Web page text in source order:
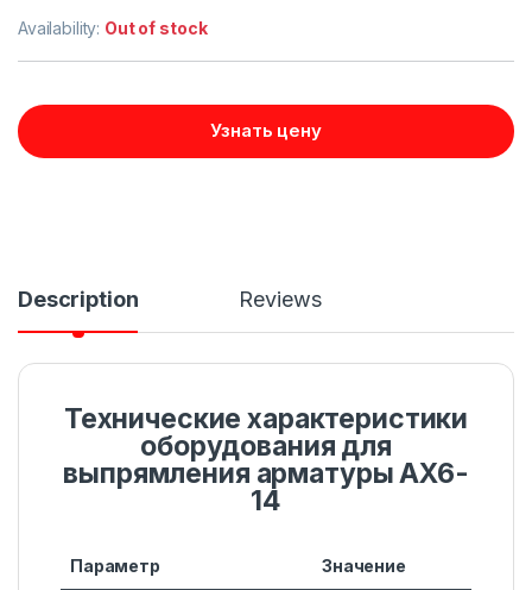
Availability: Out of stock
Узнать цену
Description Reviews
Технические характеристики
оборудования для
выпрямления арматуры AX6-
14
Параметр Значение